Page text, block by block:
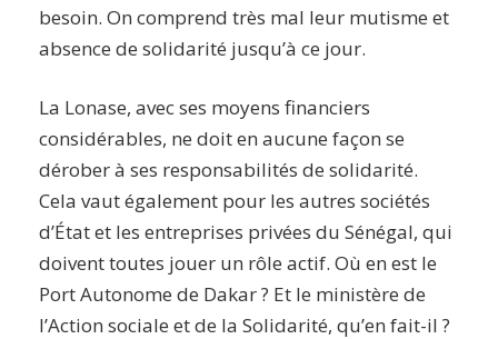
besoin. On comprend très mal leur mutisme et
absence de solidarité jusqu’à ce jour.
La Lonase, avec ses moyens financiers
considérables, ne doit en aucune façon se
dérober à ses responsabilités de solidarité.
Cela vaut également pour les autres sociétés
d’État et les entreprises privées du Sénégal, qui
doivent toutes jouer un rôle actif. Où en est le
Port Autonome de Dakar ? Et le ministère de
l’Action sociale et de la Solidarité, qu’en fait-il ?